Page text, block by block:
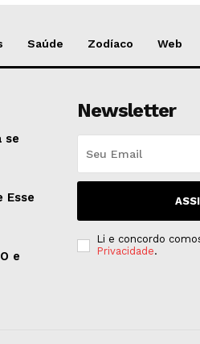
Saúde Zodíaco Web
se
Esse
e
Newsletter
Li e concordo
Privacidade.